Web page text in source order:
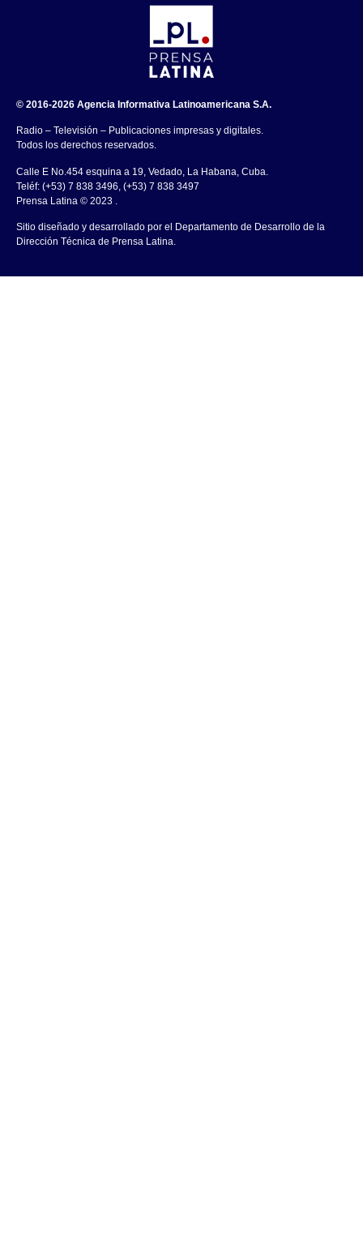
© 2016-2026 Agencia Informativa Latinoamericana S.A.
Radio – Televisión – Publicaciones impresas y digitales.
Todos los derechos reservados.
Calle E No.454 esquina a 19, Vedado, La Habana, Cuba.
Teléf: (+53) 7 838 3496, (+53) 7 838 3497
Prensa Latina © 2023 .
Sitio diseñado y desarrollado por el Departamento de Desarrollo de la
Dirección Técnica de Prensa Latina.